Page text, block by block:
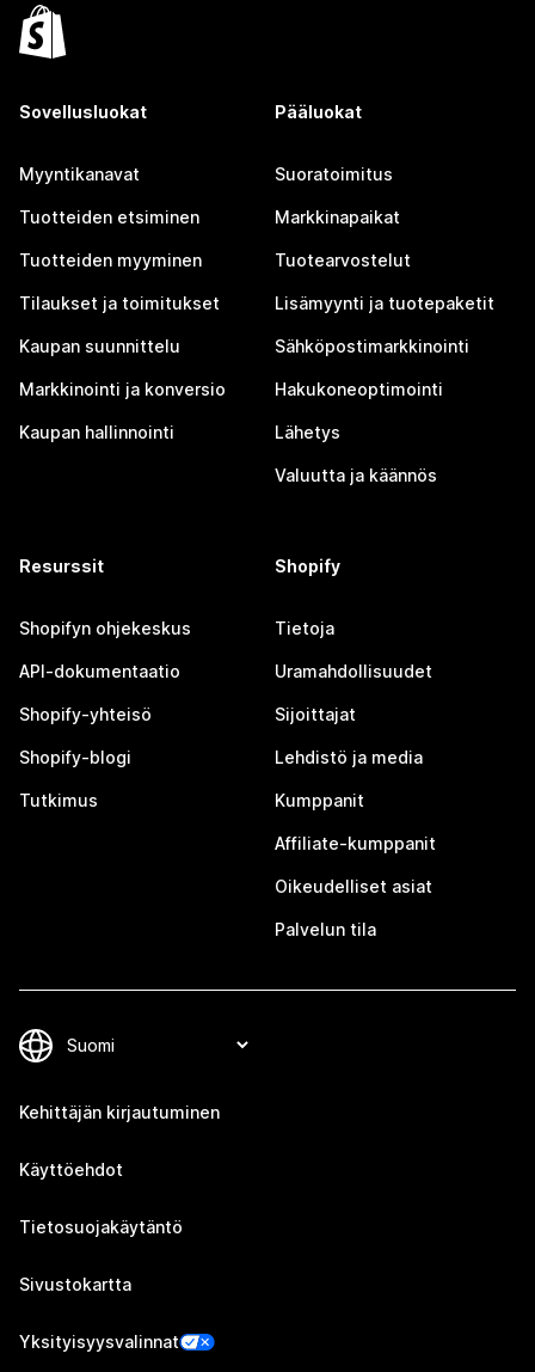
Sovellusluokat
Myyntikanavat
Tuotteiden etsiminen
Tuotteiden myyminen
Tilaukset ja toimitukset
Kaupan suunnittelu
Markkinointi ja konversio
Kaupan hallinnointi
Pääluokat
Suoratoimitus
Markkinapaikat
Tuotearvostelut
Lisämyynti ja tuotepaketit
Sähköpostimarkkinointi
Hakukoneoptimointi
Lähetys
Valuutta ja käännös
Resurssit
Shopifyn ohjekeskus
API-dokumentaatio
Shopify-yhteisö
Shopify-blogi
Tutkimus
Shopify
Tietoja
Uramahdollisuudet
Sijoittajat
Lehdistö ja media
Kumppanit
Affiliate-kumppanit
Oikeudelliset asiat
Palvelun tila
Kehittäjän kirjautuminen
Käyttöehdot
Tietosuojakäytäntö
Sivustokartta
Yksityisyysvalinnat